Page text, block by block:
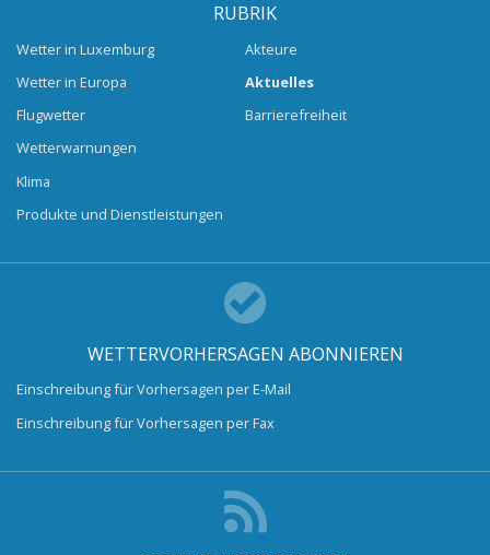
RUBRIK
Wetter in Luxemburg
Wetter in Europa
Flugwetter
Wetterwarnungen
Klima
Produkte und Dienstleistungen
Akteure
Aktuelles
Barrierefreiheit
WETTERVORHERSAGEN ABONNIEREN
Einschreibung für Vorhersagen per E-Mail
Einschreibung für Vorhersagen per Fax